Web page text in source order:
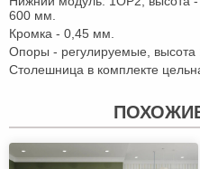
600 мм.
Кромка - 0,45 мм.
Опоры - регулируемые, высота
Столешница в комплекте